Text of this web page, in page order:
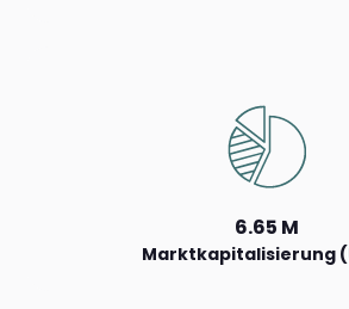
6.65 M
Marktkapitalisierung